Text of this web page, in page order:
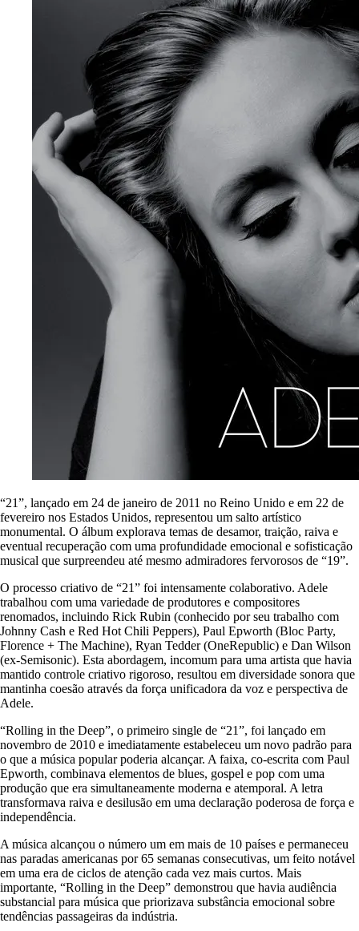
“21”, lançado em 24 de janeiro de 2011 no Reino Unido e em 22 de
fevereiro nos Estados Unidos, representou um salto artístico
monumental. O álbum explorava temas de desamor, traição, raiva e
eventual recuperação com uma profundidade emocional e sofisticação
musical que surpreendeu até mesmo admiradores fervorosos de “19”.
O processo criativo de “21” foi intensamente colaborativo. Adele
trabalhou com uma variedade de produtores e compositores
renomados, incluindo Rick Rubin (conhecido por seu trabalho com
Johnny Cash e Red Hot Chili Peppers), Paul Epworth (Bloc Party,
Florence + The Machine), Ryan Tedder (OneRepublic) e Dan Wilson
(ex-Semisonic). Esta abordagem, incomum para uma artista que havia
mantido controle criativo rigoroso, resultou em diversidade sonora que
mantinha coesão através da força unificadora da voz e perspectiva de
Adele.
“Rolling in the Deep”, o primeiro single de “21”, foi lançado em
novembro de 2010 e imediatamente estabeleceu um novo padrão para
o que a música popular poderia alcançar. A faixa, co-escrita com Paul
Epworth, combinava elementos de blues, gospel e pop com uma
produção que era simultaneamente moderna e atemporal. A letra
transformava raiva e desilusão em uma declaração poderosa de força e
independência.
A música alcançou o número um em mais de 10 países e permaneceu
nas paradas americanas por 65 semanas consecutivas, um feito notável
em uma era de ciclos de atenção cada vez mais curtos. Mais
importante, “Rolling in the Deep” demonstrou que havia audiência
substancial para música que priorizava substância emocional sobre
tendências passageiras da indústria.